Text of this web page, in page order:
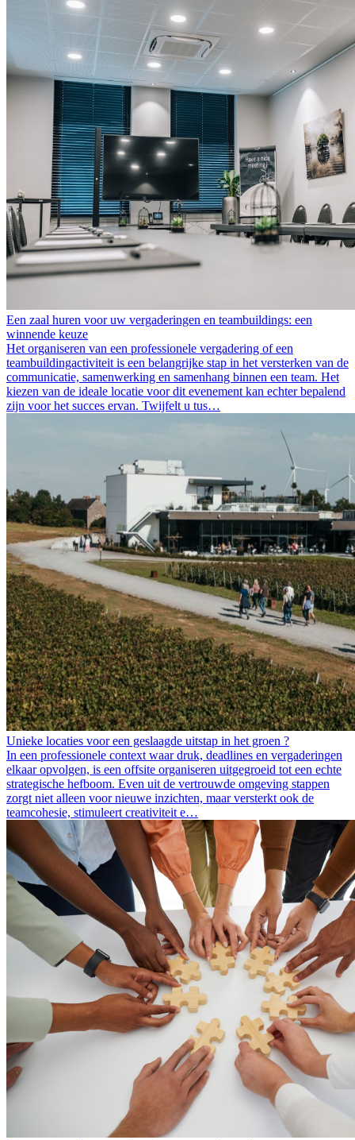
Een zaal huren voor uw vergaderingen en teambuildings: een
winnende keuze
Het organiseren van een professionele vergadering of een
teambuildingactiviteit is een belangrijke stap in het versterken van de
communicatie, samenwerking en samenhang binnen een team. Het
kiezen van de ideale locatie voor dit evenement kan echter bepalend
zijn voor het succes ervan. Twijfelt u tus…
Unieke locaties voor een geslaagde uitstap in het groen ?
In een professionele context waar druk, deadlines en vergaderingen
elkaar opvolgen, is een offsite organiseren uitgegroeid tot een echte
strategische hefboom. Even uit de vertrouwde omgeving stappen
zorgt niet alleen voor nieuwe inzichten, maar versterkt ook de
teamcohesie, stimuleert creativiteit e…